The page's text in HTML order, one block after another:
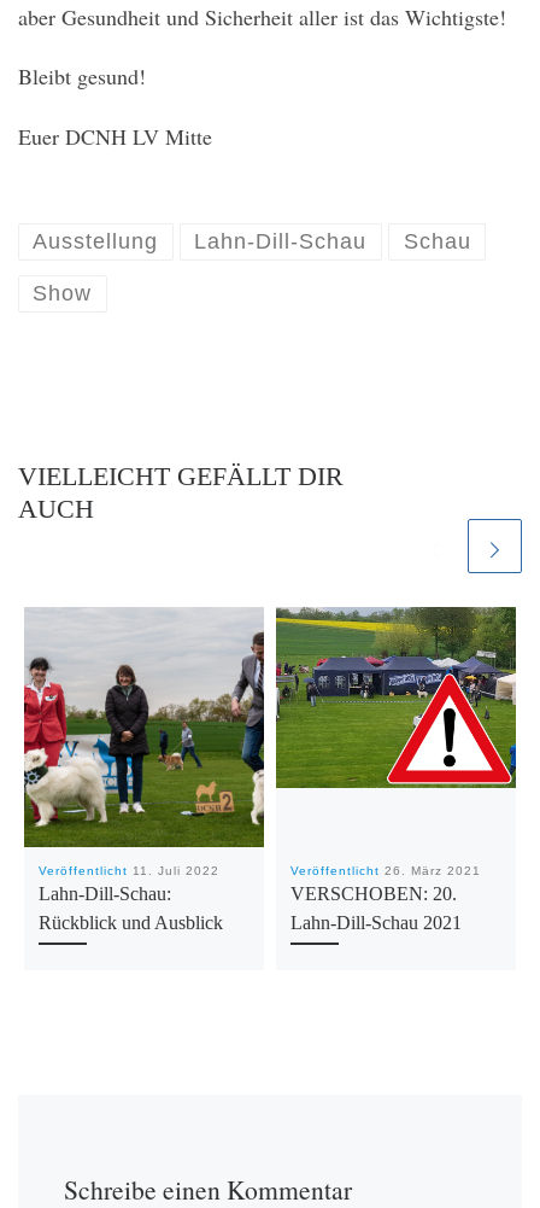
aber Gesundheit und Sicherheit aller ist das Wichtigste!
Bleibt gesund!
Euer DCNH LV Mitte
Ausstellung Lahn-Dill-Schau Schau
Show
VIELLEICHT GEFÄLLT DIR
AUCH
Veröffentlicht 11. Juli 2022
Lahn-Dill-Schau:
Rückblick und Ausblick
Veröffentlicht 26. März 2021
VERSCHOBEN: 20.
Lahn-Dill-Schau 2021
Schreibe einen Kommentar